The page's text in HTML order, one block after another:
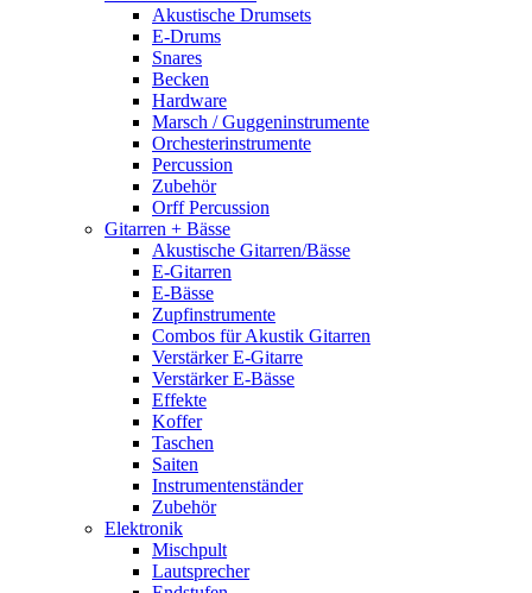
Akustische Drumsets
E-Drums
Snares
Becken
Hardware
Marsch / Guggeninstrumente
Orchesterinstrumente
Percussion
Zubehör
Orff Percussion
Gitarren + Bässe
Akustische Gitarren/Bässe
E-Gitarren
E-Bässe
Zupfinstrumente
Combos für Akustik Gitarren
Verstärker E-Gitarre
Verstärker E-Bässe
Effekte
Koffer
Taschen
Saiten
Instrumentenständer
Zubehör
Elektronik
Mischpult
Lautsprecher